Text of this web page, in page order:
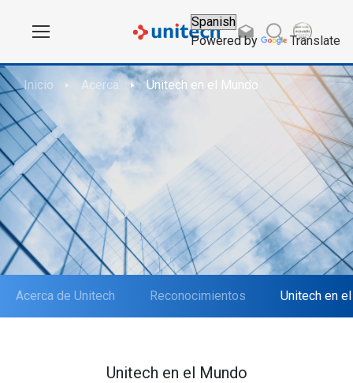
Powered by Translate
Inicio Acerca Unitech en el Mundo
Acerca de Unitech Reconocimientos Unitech en
Unitech en el Mundo